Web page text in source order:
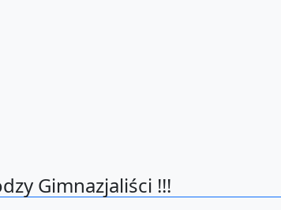
Gimnazjaliści !!!